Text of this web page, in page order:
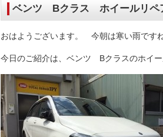
ベンツ Bクラス ホイールリペ
おはようございます。 今朝は寒い雨ですね
今日のご紹介は、ベンツ Bクラスのホイー